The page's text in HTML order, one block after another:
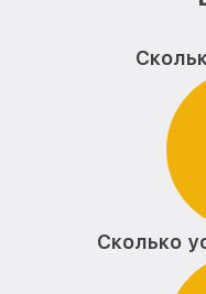
Сколько